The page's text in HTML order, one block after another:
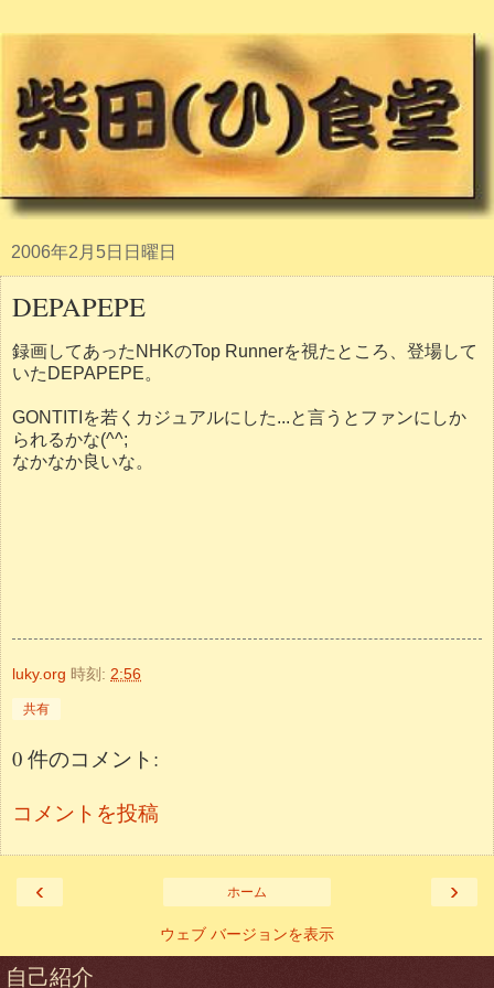
2006年2月5日日曜日
DEPAPEPE
録画してあったNHKのTop Runnerを視たところ、登場して
いたDEPAPEPE。
GONTITIを若くカジュアルにした...と言うとファンにしか
られるかな(^^;
なかなか良いな。
luky.org 時刻: 2:56
共有
0 件のコメント:
コメントを投稿
‹ ›
ホーム
ウェブ バージョンを表示
自己紹介